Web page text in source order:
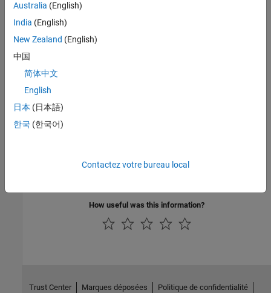
Group: Standard Libraries
Category:Required
AGC Category:
Required
Version History
Introduced in R2024a
See Also
How useful was this information?
Australia (English)
India (English)
New Zealand (English)
中国
简体中文
English
日本 (日本語)
한국 (한국어)
Contactez votre bureau local
Trust Center Marques déposées Politique de confidentialité